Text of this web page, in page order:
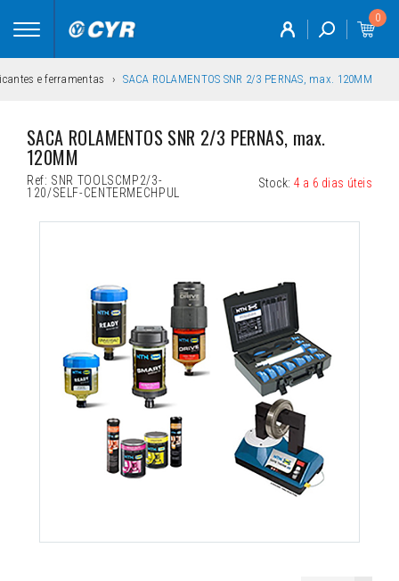
Toggle
0
e ferramentas SACA ROLAMENTOS SNR 2/3 PERNAS, max. 120MM
SACA ROLAMENTOS SNR 2/3 PERNAS, max.
120MM
Ref: SNR TOOLSCMP2/3-
120/SELF-CENTERMECHPUL
Stock: 4 a 6 dias úteis